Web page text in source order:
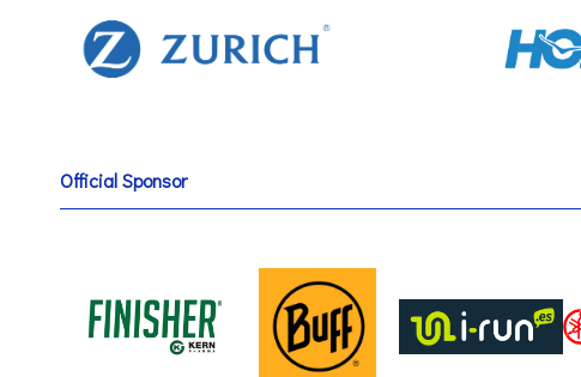
Official Sponsor